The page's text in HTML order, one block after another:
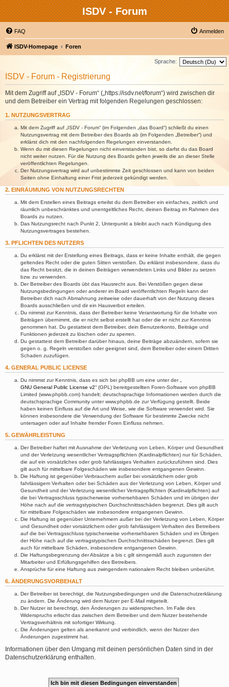
ISDV - Forum
FAQ Anmelden
ISDV-Homepage Foren
Sprache:
ISDV - Forum - Registrierung
Mit dem Zugriff auf „ISDV - Forum“ („https://isdv.net/forum“) wird zwischen dir
und dem Betreiber ein Vertrag mit folgenden Regelungen geschlossen:
1. NUTZUNGSVERTRAG
Mit dem Zugriff auf „ISDV - Forum“ (im Folgenden „das Board“) schließt du einen
Nutzungsvertrag mit dem Betreiber des Boards ab (im Folgenden „Betreiber“) und
erklärst dich mit den nachfolgenden Regelungen einverstanden.
Wenn du mit diesen Regelungen nicht einverstanden bist, so darfst du das Board
nicht weiter nutzen. Für die Nutzung des Boards gelten jeweils die an dieser Stelle
veröffentlichten Regelungen.
Der Nutzungsvertrag wird auf unbestimmte Zeit geschlossen und kann von beiden
Seiten ohne Einhaltung einer Frist jederzeit gekündigt werden.
2. EINRÄUMUNG VON NUTZUNGSRECHTEN
Mit dem Erstellen eines Beitrags erteilst du dem Betreiber ein einfaches, zeitlich und
räumlich unbeschränktes und unentgeltliches Recht, deinen Beitrag im Rahmen des
Boards zu nutzen.
Das Nutzungsrecht nach Punkt 2, Unterpunkt a bleibt auch nach Kündigung des
Nutzungsvertrages bestehen.
3. PFLICHTEN DES NUTZERS
Du erklärst mit der Erstellung eines Beitrags, dass er keine Inhalte enthält, die gegen
geltendes Recht oder die guten Sitten verstoßen. Du erklärst insbesondere, dass du
das Recht besitzt, die in deinen Beiträgen verwendeten Links und Bilder zu setzen
bzw. zu verwenden.
Der Betreiber des Boards übt das Hausrecht aus. Bei Verstößen gegen diese
Nutzungsbedingungen oder anderer im Board veröffentlichten Regeln kann der
Betreiber dich nach Abmahnung zeitweise oder dauerhaft von der Nutzung dieses
Boards ausschließen und dir ein Hausverbot erteilen.
Du nimmst zur Kenntnis, dass der Betreiber keine Verantwortung für die Inhalte von
Beiträgen übernimmt, die er nicht selbst erstellt hat oder die er nicht zur Kenntnis
genommen hat. Du gestattest dem Betreiber, dein Benutzerkonto, Beiträge und
Funktionen jederzeit zu löschen oder zu sperren.
Du gestattest dem Betreiber darüber hinaus, deine Beiträge abzuändern, sofern sie
gegen o. g. Regeln verstoßen oder geeignet sind, dem Betreiber oder einem Dritten
Schaden zuzufügen.
4. GENERAL PUBLIC LICENSE
Du nimmst zur Kenntnis, dass es sich bei phpBB um eine unter der „
GNU General Public License v2“ (GPL) bereitgestellten Foren-Software von phpBB
Limited (www.phpbb.com) handelt; deutschsprachige Informationen werden durch die
deutschsprachige Community unter www.phpbb.de zur Verfügung gestellt. Beide
haben keinen Einfluss auf die Art und Weise, wie die Software verwendet wird. Sie
können insbesondere die Verwendung der Software für bestimmte Zwecke nicht
untersagen oder auf Inhalte fremder Foren Einfluss nehmen.
5. GEWÄHRLEISTUNG
Der Betreiber haftet mit Ausnahme der Verletzung von Leben, Körper und Gesundheit
und der Verletzung wesentlicher Vertragspflichten (Kardinalpflichten) nur für Schäden,
die auf ein vorsätzliches oder grob fahrlässiges Verhalten zurückzuführen sind. Dies
gilt auch für mittelbare Folgeschäden wie insbesondere entgangenen Gewinn.
Die Haftung ist gegenüber Verbrauchern außer bei vorsätzlichem oder grob
fahrlässigem Verhalten oder bei Schäden aus der Verletzung von Leben, Körper und
Gesundheit und der Verletzung wesentlicher Vertragspflichten (Kardinalpflichten) auf
die bei Vertragsschluss typischerweise vorhersehbaren Schäden und im übrigen der
Höhe nach auf die vertragstypischen Durchschnittsschäden begrenzt. Dies gilt auch
für mittelbare Folgeschäden wie insbesondere entgangenen Gewinn.
Die Haftung ist gegenüber Unternehmern außer bei der Verletzung von Leben, Körper
und Gesundheit oder vorsätzlichem oder grob fahrlässigem Verhalten des Betreibers
auf die bei Vertragsschluss typischerweise vorhersehbaren Schäden und im Übrigen
der Höhe nach auf die vertragstypischen Durchschnittsschäden begrenzt. Dies gilt
auch für mittelbare Schäden, insbesondere entgangenen Gewinn.
Die Haftungsbegrenzung der Absätze a bis c gilt sinngemäß auch zugunsten der
Mitarbeiter und Erfüllungsgehilfen des Betreibers.
Ansprüche für eine Haftung aus zwingendem nationalem Recht bleiben unberührt.
6. ÄNDERUNGSVORBEHALT
Der Betreiber ist berechtigt, die Nutzungsbedingungen und die Datenschutzerklärung
zu ändern. Die Änderung wird dem Nutzer per E-Mail mitgeteilt.
Der Nutzer ist berechtigt, den Änderungen zu widersprechen. Im Falle des
Widerspruchs erlischt das zwischen dem Betreiber und dem Nutzer bestehende
Vertragsverhältnis mit sofortiger Wirkung.
Die Änderungen gelten als anerkannt und verbindlich, wenn der Nutzer den
Änderungen zugestimmt hat.
Informationen über den Umgang mit deinen persönlichen Daten sind in der
Datenschutzerklärung enthalten.